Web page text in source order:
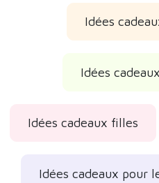
Idées
Idées
Idées cadeaux filles
Idées cadeaux pour